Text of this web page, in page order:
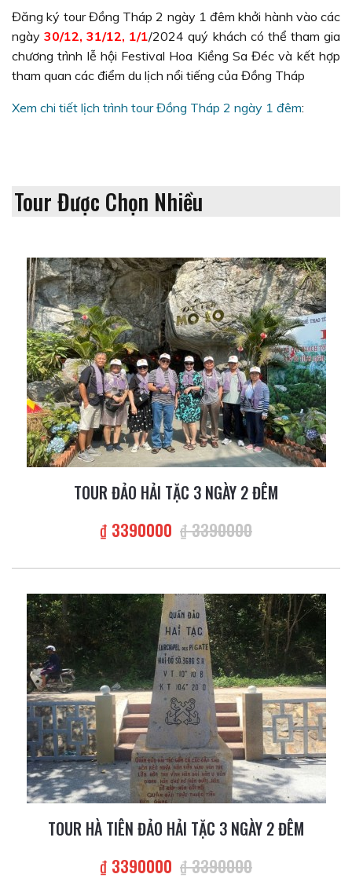
Đăng ký tour Đồng Tháp 2 ngày 1 đêm khởi hành vào các
ngày30/12, 31/12, 1/1/2024 quý khách có thể tham gia
chương trình lễ hội Festival Hoa Kiềng Sa Đéc và kết hợp
tham quan các điểm du lịch nổi tiếng của Đồng Tháp
Xem chi tiết lịch trình tour Đồng Tháp 2 ngày 1 đêm:
Tour Được Chọn Nhiều
TOUR ĐẢO HẢI TẶC 3 NGÀY 2 ĐÊM
₫ 3390000 ₫ 3390000
TOUR HÀ TIÊN ĐẢO HẢI TẶC 3 NGÀY 2 ĐÊM
₫ 3390000 ₫ 3390000